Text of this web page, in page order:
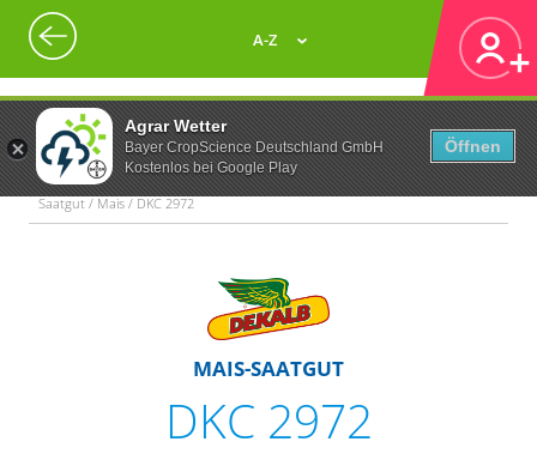
Agrar Wetter
Bayer CropScience Deutschland GmbH
Kostenlos bei Google Play
Öffnen
A-Z
Saatgut / Mais / DKC 2972
MAIS-SAATGUT
DKC 2972